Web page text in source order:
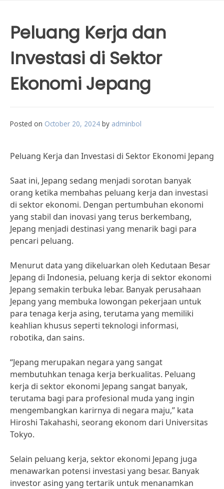
Peluang Kerja dan
Investasi di Sektor
Ekonomi Jepang
Posted on October 20, 2024 by adminbol
Peluang Kerja dan Investasi di Sektor Ekonomi Jepang
Saat ini, Jepang sedang menjadi sorotan banyak
orang ketika membahas peluang kerja dan investasi
di sektor ekonomi. Dengan pertumbuhan ekonomi
yang stabil dan inovasi yang terus berkembang,
Jepang menjadi destinasi yang menarik bagi para
pencari peluang.
Menurut data yang dikeluarkan oleh Kedutaan Besar
Jepang di Indonesia, peluang kerja di sektor ekonomi
Jepang semakin terbuka lebar. Banyak perusahaan
Jepang yang membuka lowongan pekerjaan untuk
para tenaga kerja asing, terutama yang memiliki
keahlian khusus seperti teknologi informasi,
robotika, dan sains.
“Jepang merupakan negara yang sangat
membutuhkan tenaga kerja berkualitas. Peluang
kerja di sektor ekonomi Jepang sangat banyak,
terutama bagi para profesional muda yang ingin
mengembangkan karirnya di negara maju,” kata
Hiroshi Takahashi, seorang ekonom dari Universitas
Tokyo.
Selain peluang kerja, sektor ekonomi Jepang juga
menawarkan potensi investasi yang besar. Banyak
investor asing yang tertarik untuk menanamkan